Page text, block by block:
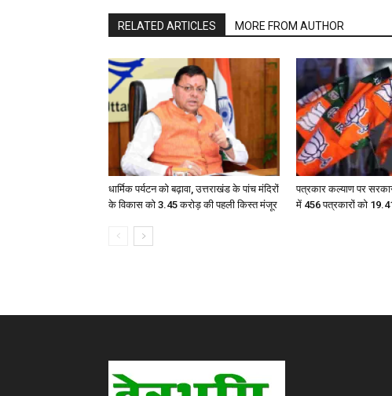
RELATED ARTICLES MORE FROM AUTHOR
धार्मिक पर्यटन को बढ़ावा, उत्तराखंड के पांच मंदिरों
के विकास को 3.45 करोड़ की पहली किस्त मंजूर
पत्रकार कल्याण पर
में 456 पत्रकारों को